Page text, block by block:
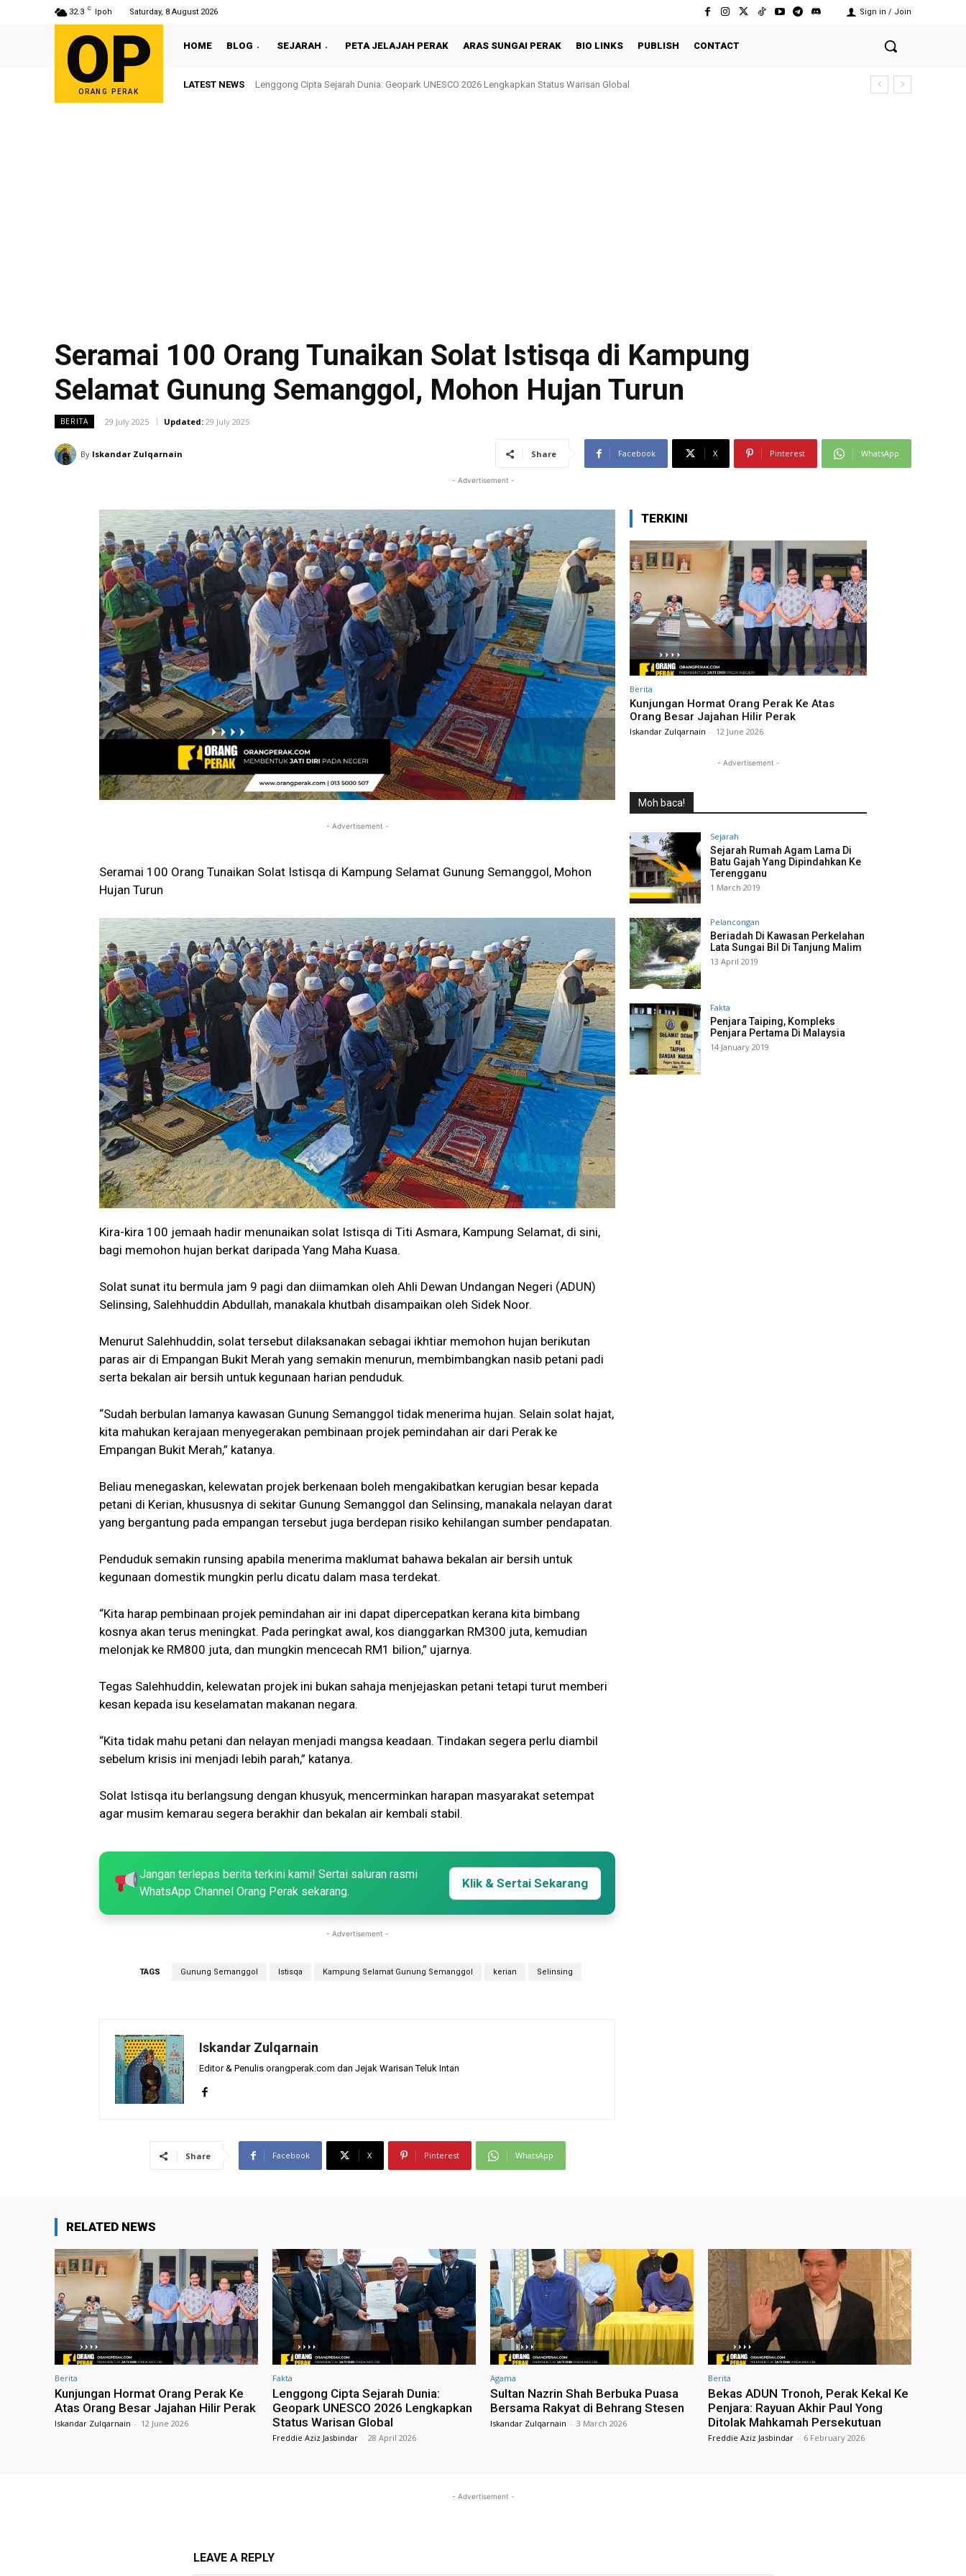
32.3 C Ipoh Saturday, 8 August 2026 Sign in / Join
OP
ORANG PERAK
HOME BLOG SEJARAH PETA JELAJAH PERAK ARAS SUNGAI PERAK BIO LINKS PUBLISH CONTACT
LATEST NEWS Sultan Nazrin Shah Berbuka Puasa Bersama Rakyat di Behrang Stesen
Seramai 100 Orang Tunaikan Solat Istisqa di Kampung
Selamat Gunung Semanggol, Mohon Hujan Turun
BERITA 29 July 2025 Updated: 29 July 2025
By Iskandar Zulqarnain Share Facebook X Pinterest WhatsApp
- Advertisement -
- Advertisement -
Seramai 100 Orang Tunaikan Solat Istisqa di Kampung Selamat Gunung Semanggol, Mohon
Hujan Turun
Kira-kira 100 jemaah hadir menunaikan solat Istisqa di Titi Asmara, Kampung Selamat, di sini,
bagi memohon hujan berkat daripada Yang Maha Kuasa.
Solat sunat itu bermula jam 9 pagi dan diimamkan oleh Ahli Dewan Undangan Negeri (ADUN)
Selinsing, Salehhuddin Abdullah, manakala khutbah disampaikan oleh Sidek Noor.
Menurut Salehhuddin, solat tersebut dilaksanakan sebagai ikhtiar memohon hujan berikutan
paras air di Empangan Bukit Merah yang semakin menurun, membimbangkan nasib petani padi
serta bekalan air bersih untuk kegunaan harian penduduk.
“Sudah berbulan lamanya kawasan Gunung Semanggol tidak menerima hujan. Selain solat hajat,
kita mahukan kerajaan menyegerakan pembinaan projek pemindahan air dari Perak ke
Empangan Bukit Merah,” katanya.
Beliau menegaskan, kelewatan projek berkenaan boleh mengakibatkan kerugian besar kepada
petani di Kerian, khususnya di sekitar Gunung Semanggol dan Selinsing, manakala nelayan darat
yang bergantung pada empangan tersebut juga berdepan risiko kehilangan sumber pendapatan.
Penduduk semakin runsing apabila menerima maklumat bahawa bekalan air bersih untuk
kegunaan domestik mungkin perlu dicatu dalam masa terdekat.
“Kita harap pembinaan projek pemindahan air ini dapat dipercepatkan kerana kita bimbang
kosnya akan terus meningkat. Pada peringkat awal, kos dianggarkan RM300 juta, kemudian
melonjak ke RM800 juta, dan mungkin mencecah RM1 bilion,” ujarnya.
Tegas Salehhuddin, kelewatan projek ini bukan sahaja menjejaskan petani tetapi turut memberi
kesan kepada isu keselamatan makanan negara.
“Kita tidak mahu petani dan nelayan menjadi mangsa keadaan. Tindakan segera perlu diambil
sebelum krisis ini menjadi lebih parah,” katanya.
Solat Istisqa itu berlangsung dengan khusyuk, mencerminkan harapan masyarakat setempat
agar musim kemarau segera berakhir dan bekalan air kembali stabil.
Jangan terlepas berita terkini kami! Sertai saluran rasmi
WhatsApp Channel Orang Perak sekarang.
Klik & Sertai Sekarang
- Advertisement -
TAGS Gunung Semanggol Istisqa Kampung Selamat Gunung Semanggol kerian Selinsing
Iskandar Zulqarnain
Editor & Penulis orangperak.com dan Jejak Warisan Teluk Intan
Share Facebook X Pinterest WhatsApp
TERKINI
Berita
Kunjungan Hormat Orang Perak Ke Atas
Orang Besar Jajahan Hilir Perak
Iskandar Zulqarnain - 12 June 2026
- Advertisement -
Moh baca!
Sejarah
Sejarah Rumah Agam Lama Di
Batu Gajah Yang Dipindahkan Ke
Terengganu
1 March 2019
Pelancongan
Beriadah Di Kawasan Perkelahan
Lata Sungai Bil Di Tanjung Malim
13 April 2019
Fakta
Penjara Taiping, Kompleks
Penjara Pertama Di Malaysia
14 January 2019
RELATED NEWS
Berita
Kunjungan Hormat Orang Perak Ke
Atas Orang Besar Jajahan Hilir Perak
Iskandar Zulqarnain - 12 June 2026
Fakta
Lenggong Cipta Sejarah Dunia:
Geopark UNESCO 2026 Lengkapkan
Status Warisan Global
Freddie Aziz Jasbindar - 28 April 2026
Agama
Sultan Nazrin Shah Berbuka Puasa
Bersama Rakyat di Behrang Stesen
Iskandar Zulqarnain - 3 March 2026
Berita
Bekas ADUN Tronoh, Perak Kekal Ke
Penjara: Rayuan Akhir Paul Yong
Ditolak Mahkamah Persekutuan
Freddie Aziz Jasbindar - 6 February 2026
- Advertisement -
LEAVE A REPLY